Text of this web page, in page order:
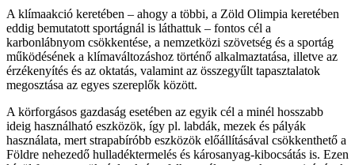
A klímaakció keretében – ahogy a többi, a Zöld Olimpia keretében
eddig bemutatott sportágnál is láthattuk – fontos cél a
karbonlábnyom csökkentése, a nemzetközi szövetség és a sportág
működésének a klímaváltozáshoz történő alkalmaztatása, illetve az
érzékenyítés és az oktatás, valamint az összegyűlt tapasztalatok
megosztása az egyes szereplők között.
A körforgásos gazdaság esetében az egyik cél a minél hosszabb
ideig használható eszközök, így pl. labdák, mezek és pályák
használata, mert strapabíróbb eszközök előállításával csökkenthető a
Földre nehezedő hulladéktermelés és károsanyag-kibocsátás is. Ezen